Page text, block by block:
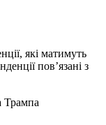
які матимуть
пов’язані з
Трампа